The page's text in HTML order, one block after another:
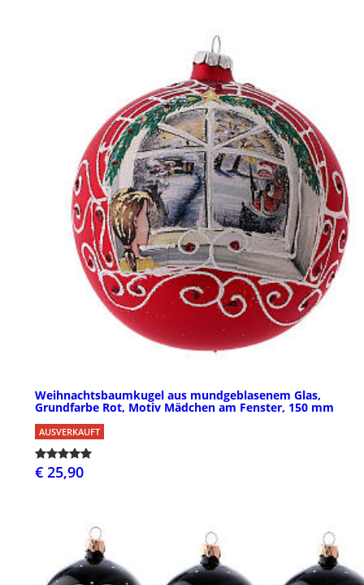
Weihnachtsbaumkugel aus mundgeblasenem Glas,
Grundfarbe Rot, Motiv Mädchen am Fenster, 150 mm
AUSVERKAUFT
€ 25,90